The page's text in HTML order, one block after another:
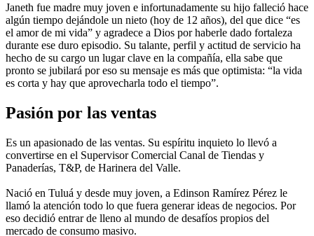
Janeth fue madre muy joven e infortunadamente su hijo falleció hace
algún tiempo dejándole un nieto (hoy de 12 años), del que dice “es
el amor de mi vida” y agradece a Dios por haberle dado fortaleza
durante ese duro episodio. Su talante, perfil y actitud de servicio ha
hecho de su cargo un lugar clave en la compañía, ella sabe que
pronto se jubilará por eso su mensaje es más que optimista: “la vida
es corta y hay que aprovecharla todo el tiempo”.
Pasión por las ventas
Es un apasionado de las ventas. Su espíritu inquieto lo llevó a
convertirse en el Supervisor Comercial Canal de Tiendas y
Panaderías, T&P, de Harinera del Valle.
Nació en Tuluá y desde muy joven, a Edinson Ramírez Pérez le
llamó la atención todo lo que fuera generar ideas de negocios. Por
eso decidió entrar de lleno al mundo de desafíos propios del
mercado de consumo masivo.